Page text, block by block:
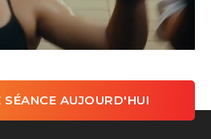
SÉANCE AUJOURD'HUI